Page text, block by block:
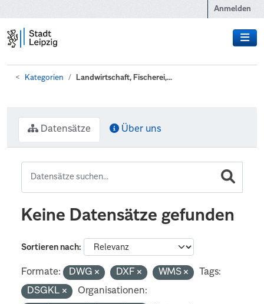
Anmelden
Kategorien Landwirtschaft, Fischerei,...
Datensätze Über uns
Keine Datensätze gefunden
Sortieren nach
Formate: DWG DXF WMS
Tags:
DSGKL
Organisationen: